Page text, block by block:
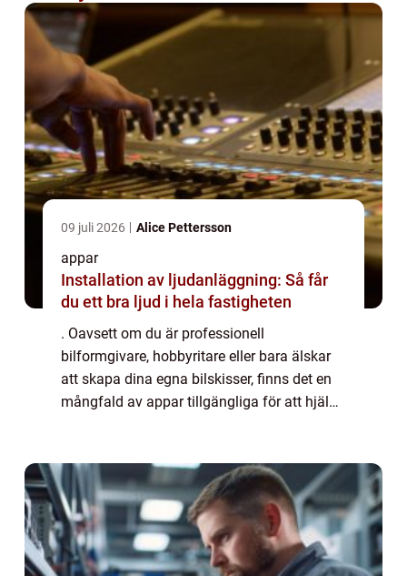
09 juli 2026 Alice Pettersson
appar
Installation av ljudanläggning: Så får
du ett bra ljud i hela fastigheten
. Oavsett om du är professionell
bilformgivare, hobbyritare eller bara älskar
att skapa dina egna bilskisser, finns det en
mångfald av appar tillgängliga för att hjälpa